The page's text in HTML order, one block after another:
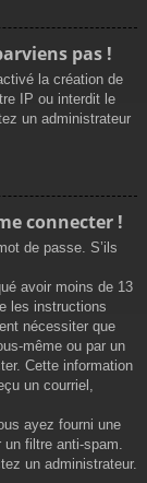
pas !
la création de
IP ou interdit le
un administrateur
connecter !
de passe. S’ils
avoir moins de 13
les instructions
nécessiter que
même ou par un
Cette information
un courriel,
ayez fourni une
un filtre anti-spam.
un administrateur.